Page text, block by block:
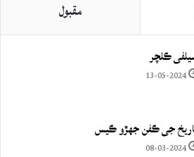
مقبول
ڪلچر
13-05-2024
جي ڪفن جھڙو ڪيس
08-03-2024